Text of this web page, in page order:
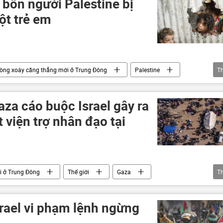
người Palestine bị
trẻ em
xoáy căng thẳng mới ở Trung Đông
Palestine
xung đột xung đột quân sự Thế giới
cáo buộc Israel gây ra
trợ nhân đạo tại
ở Trung Đông Thế giới
Gaza
trợ nhân đạo con tin thỏa thuận ngừng bắn
vi phạm lệnh ngừng